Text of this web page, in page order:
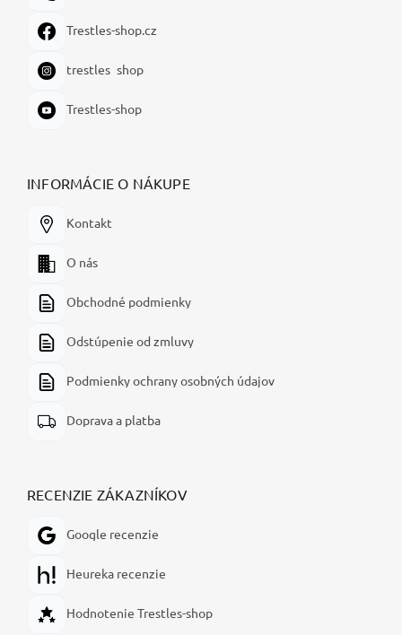
Trestles-shop.cz
trestles_shop
Trestles-shop
INFORMÁCIE O NÁKUPE
Kontakt
O nás
Obchodné podmienky
Odstúpenie od zmluvy
Podmienky ochrany osobných údajov
Doprava a platba
RECENZIE ZÁKAZNÍKOV
Google recenzie
Heureka recenzie
Hodnotenie Trestles-shop